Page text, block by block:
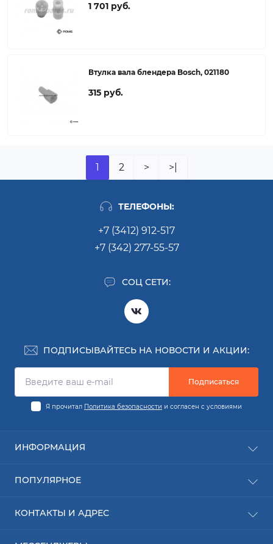
1 701 руб.
Втулка вала блендера Bosch, 021180
315 руб.
1 2 > >|
ТЕЛЕФОНЫ:
+7 (3412) 912-517
+7 (342) 277-55-57
СОЦ СЕТИ:
ПОДПИСЫВАЙТЕСЬ НА НОВОСТИ И АКЦИИ:
Подписаться
Я прочитал Политика безопасности и согласен с условиями
ИНФОРМАЦИЯ
Заявка на ремонт
Доставка
ПОПУЛЯРНОЕ
Расходные материалы
КОНТАКТЫ И АДРЕС